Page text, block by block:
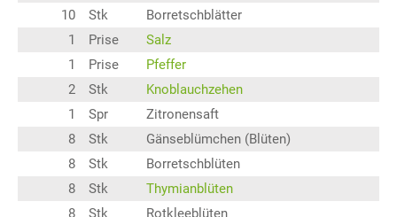
10
Stk
Borretschblätter
1
Prise
Salz
1
Prise
Pfeffer
2
Stk
Knoblauchzehen
1
Spr
Zitronensaft
8
Stk
Gänseblümchen (Blüten)
8
Stk
Borretschblüten
8
Stk
Thymianblüten
8
Stk Rotkleeblüten